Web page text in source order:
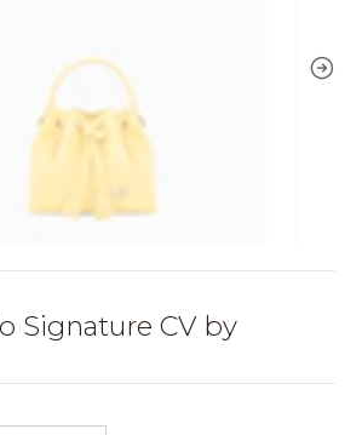
Signature CV by